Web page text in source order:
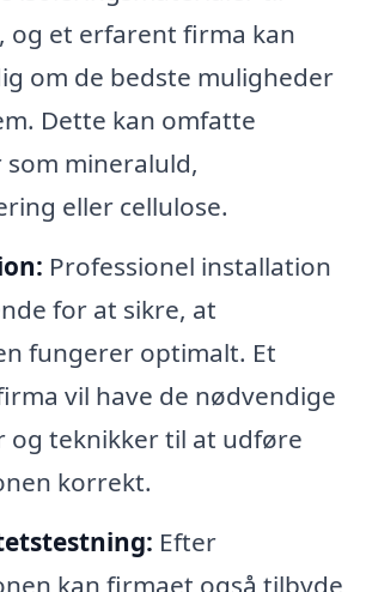
og et erfarent firma kan
om de bedste muligheder
Dette kan omfatte
mineraluld,
eller cellulose.
Professionel installation
for at sikre, at
fungerer optimalt. Et
vil have de nødvendige
teknikker til at udføre
korrekt.
Efter
kan firmaet også tilbyde